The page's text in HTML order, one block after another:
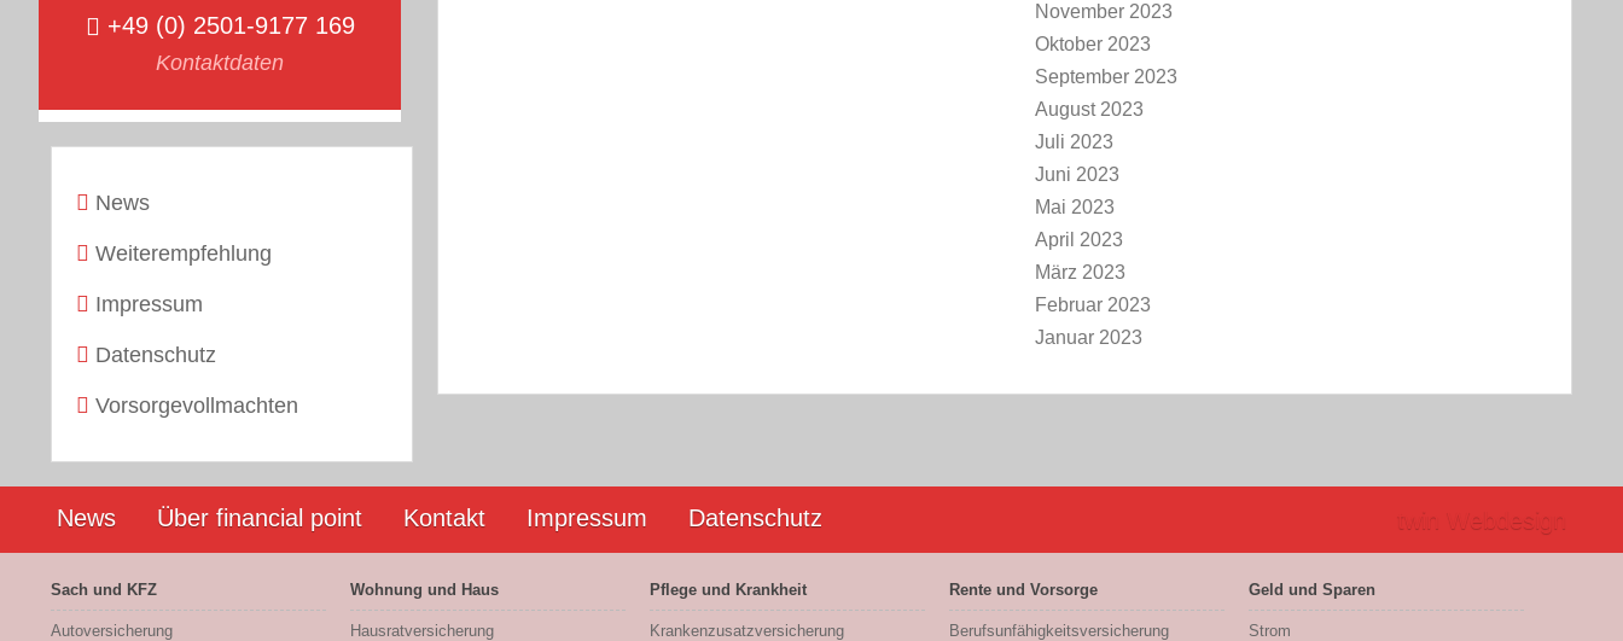
+49 (0) 2501-9177 169
Kontaktdaten
News
Weiterempfehlung
Impressum
Datenschutz
Vorsorgevollmachten
November 2023
Oktober 2023
September 2023
August 2023
Juli 2023
Juni 2023
Mai 2023
April 2023
März 2023
Februar 2023
Januar 2023
News Über financial point Kontakt Impressum Datenschutz twin Webdesign
Sach und KFZ
Autoversicherung
Wohnung und Haus
Hausratversicherung
Pflege und Krankheit
Krankenzusatzversicherung
Rente und Vorsorge
Berufs­unfähigkeitsversicherung
Geld und Sparen
Strom